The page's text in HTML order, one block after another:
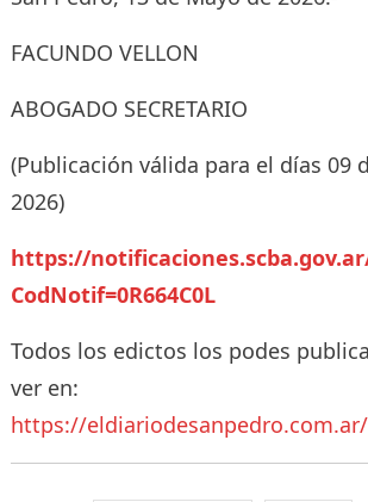
FACUNDO VELLON
ABOGADO SECRETARIO
(Publicación válida para el días 09
2026)
https://
CodNotif=0R664C0L
Todos los edictos los podes
ver en:
https://